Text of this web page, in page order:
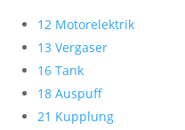
12 Motorelektrik
13 Vergaser
16 Tank
18 Auspuff
21 Kupplung